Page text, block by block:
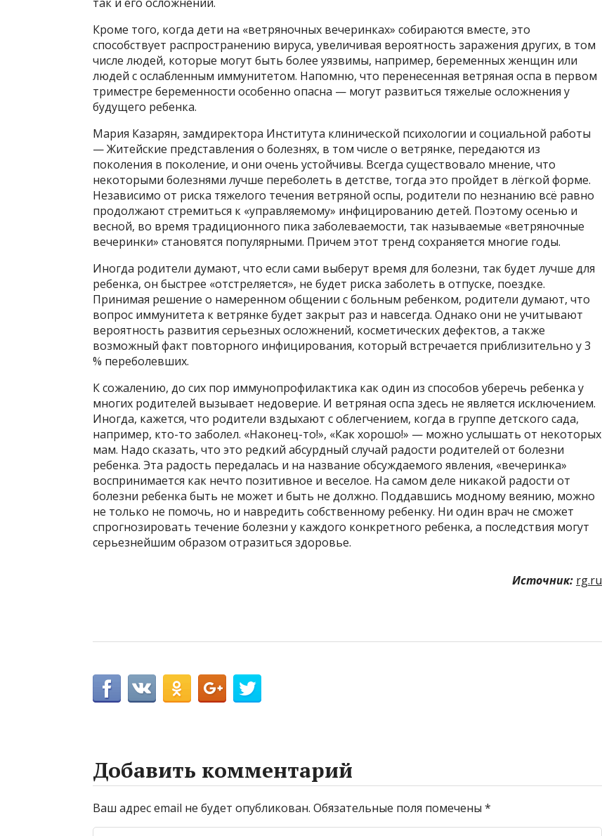
Кроме того, когда дети на «ветряночных вечеринках» собираются вместе, это
способствует распространению вируса, увеличивая вероятность заражения других, в том
числе людей, которые могут быть более уязвимы, например, беременных женщин или
людей с ослабленным иммунитетом. Напомню, что перенесенная ветряная оспа в первом
триместре беременности особенно опасна — могут развиться тяжелые осложнения у
будущего ребенка.
Мария Казарян, замдиректора Института клинической психологии и социальной работы
— Житейские представления о болезнях, в том числе о ветрянке, передаются из
поколения в поколение, и они очень устойчивы. Всегда существовало мнение, что
некоторыми болезнями лучше переболеть в детстве, тогда это пройдет в лёгкой форме.
Независимо от риска тяжелого течения ветряной оспы, родители по незнанию всё равно
продолжают стремиться к «управляемому» инфицированию детей. Поэтому осенью и
весной, во время традиционного пика заболеваемости, так называемые «ветряночные
вечеринки» становятся популярными. Причем этот тренд сохраняется многие годы.
Иногда родители думают, что если сами выберут время для болезни, так будет лучше для
ребенка, он быстрее «отстреляется», не будет риска заболеть в отпуске, поездке.
Принимая решение о намеренном общении с больным ребенком, родители думают, что
вопрос иммунитета к ветрянке будет закрыт раз и навсегда. Однако они не учитывают
вероятность развития серьезных осложнений, косметических дефектов, а также
возможный факт повторного инфицирования, который встречается приблизительно у 3
% переболевших.
К сожалению, до сих пор иммунопрофилактика как один из способов уберечь ребенка у
многих родителей вызывает недоверие. И ветряная оспа здесь не является исключением.
Иногда, кажется, что родители вздыхают с облегчением, когда в группе детского сада,
например, кто-то заболел. «Наконец-то!», «Как хорошо!» — можно услышать от некоторых
мам. Надо сказать, что это редкий абсурдный случай радости родителей от болезни
ребенка. Эта радость передалась и на название обсуждаемого явления, «вечеринка»
воспринимается как нечто позитивное и веселое. На самом деле никакой радости от
болезни ребенка быть не может и быть не должно. Поддавшись модному веянию, можно
не только не помочь, но и навредить собственному ребенку. Ни один врач не сможет
спрогнозировать течение болезни у каждого конкретного ребенка, а последствия могут
серьезнейшим образом отразиться здоровье.
Источник: rg.ru
Добавить комментарий
Ваш адрес email не будет опубликован. Обязательные поля помечены *